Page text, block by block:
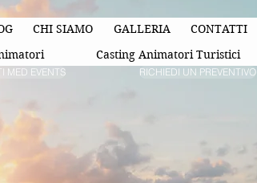
CHI SIAMO GALLERIA CONTATTI
Casting Animatori Turistici
MED EVENTS RICHIEDI UN PREVENTIVO